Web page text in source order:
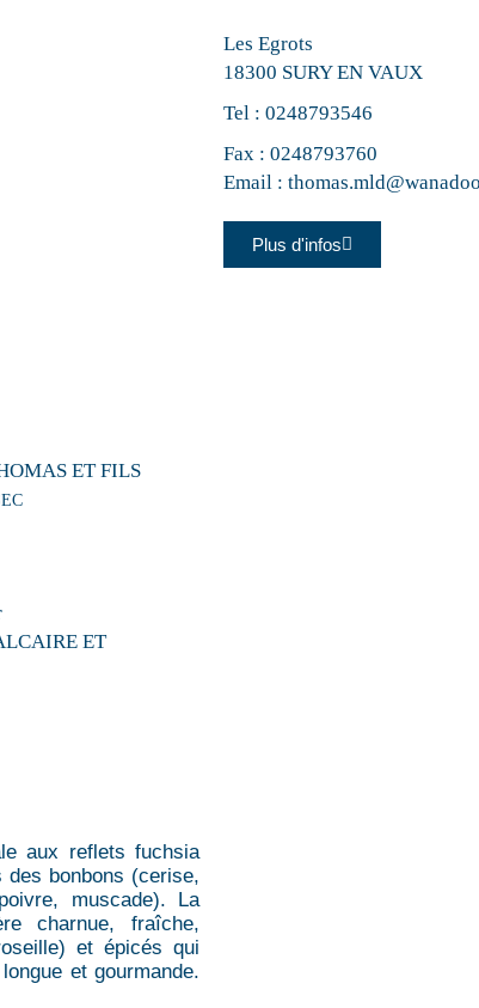
ET FILS
ET
aux reflets fuchsia
bonbons (cerise,
muscade). La
charnue, fraîche,
et épicés qui
et gourmande.
Les Egrots
18300 SURY EN VAUX
Tel : 0248793546
Fax : 0248793760
Email :
Plus d'infos